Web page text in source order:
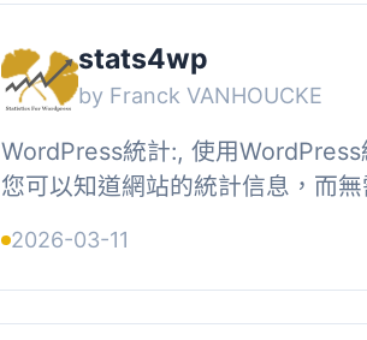
stats4wp
by Franck VANHOUCKE
WordPress統計:, 使用WordPress
您可以知道網站的統計信息，而無
了您的個人或商業網站，他們來...
2026-03-11